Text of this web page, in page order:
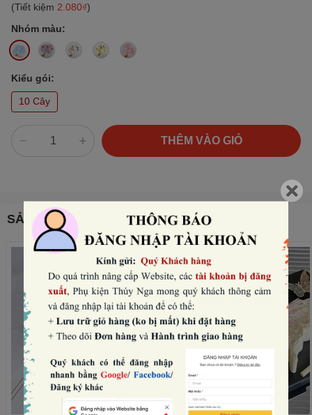
(Tiết kiệm 2.080₫)
Nhóm màu:
Kiểu gói:
10 Cây
THÊM VÀO GIỎ
SẢN PHẨM THƯỜNG MUA CÙNG